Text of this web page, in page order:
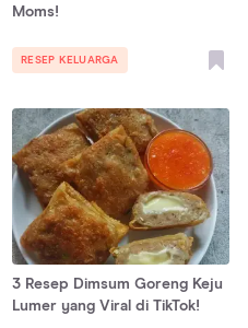
Moms!
RESEP KELUARGA
3 Resep Dimsum Goreng Keju
Lumer yang Viral di TikTok!